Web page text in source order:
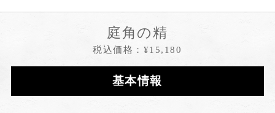
庭角の精
税込価格：¥15,180
基本情報